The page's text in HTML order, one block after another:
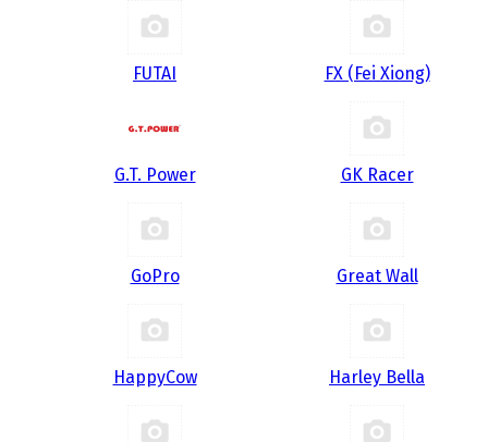
FUTAI FX (Fei Xiong)
G.T. Power GK Racer
GoPro Great Wall
HappyCow Harley Bella